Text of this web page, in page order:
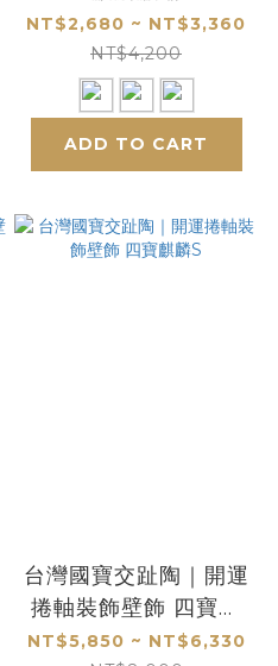
NT$2,680 ~ NT$3,360
NT$4,200
ADD TO CART
台灣國寶交趾陶｜開運
捲軸裝飾壁飾 四寶麒
麟S
NT$5,850 ~ NT$6,330